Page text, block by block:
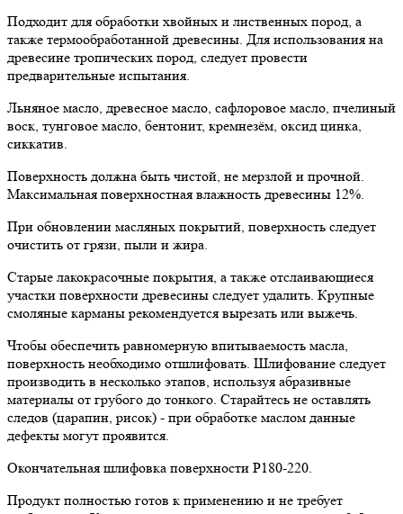
Подходит для обработки хвойных и лиственных пород, а
также термообработанной древесины. Для использования на
древесине тропических пород, следует провести
предварительные испытания.
Льняное масло, древесное масло, сафлоровое масло, пчелиный
воск, тунговое масло, бентонит, кремнезём, оксид цинка,
сиккатив.
Поверхность должна быть чистой, не мерзлой и прочной.
Максимальная поверхностная влажность древесины 12%.
При обновлении масляных покрытий, поверхность следует
очистить от грязи, пыли и жира.
Старые лакокрасочные покрытия, а также отслаивающиеся
участки поверхности древесины следует удалить. Крупные
смоляные карманы рекомендуется вырезать или выжечь.
Чтобы обеспечить равномерную впитываемость масла,
поверхность необходимо отшлифовать. Шлифование следует
производить в несколько этапов, используя абразивные
материалы от грубого до тонкого. Старайтесь не оставлять
следов (царапин, рисок) - при обработке маслом данные
дефекты могут проявится.
Окончательная шлифовка поверхности Р180-220.
Продукт полностью готов к применению и не требует